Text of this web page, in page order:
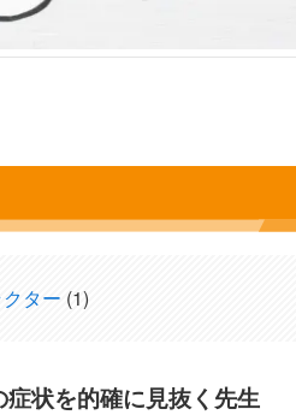
ター (1)
症状を的確に見抜く先生